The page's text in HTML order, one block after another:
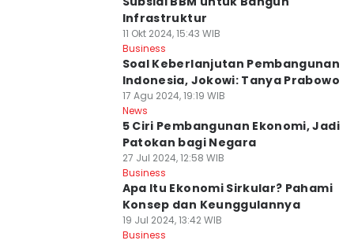
Infrastruktur
11 Okt 2024, 15:43 WIB
Business
Soal Keberlanjutan Pembangunan
Indonesia, Jokowi: Tanya Prabowo
17 Agu 2024, 19:19 WIB
News
5 Ciri Pembangunan Ekonomi, Jadi
Patokan bagi Negara
27 Jul 2024, 12:58 WIB
Business
Apa Itu Ekonomi Sirkular? Pahami
Konsep dan Keunggulannya
19 Jul 2024, 13:42 WIB
Business